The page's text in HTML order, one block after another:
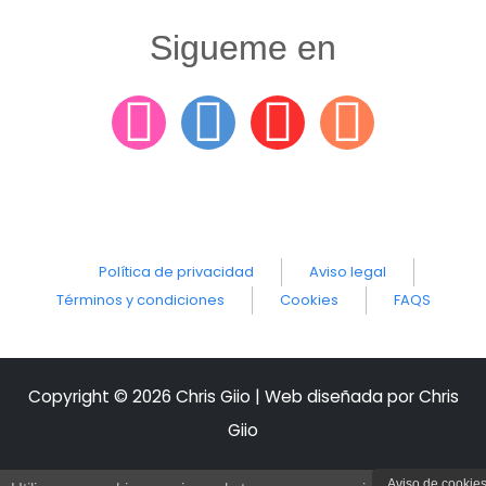
Sigueme en
Política de privacidad
Aviso legal
Términos y condiciones
Cookies FAQS
Copyright © 2026 Chris Giio | Web diseñada por Chris
Giio